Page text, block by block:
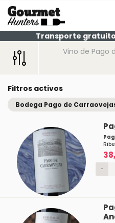
Transporte
Vino de Pago
Filtros activos
Bodega Pago de
-